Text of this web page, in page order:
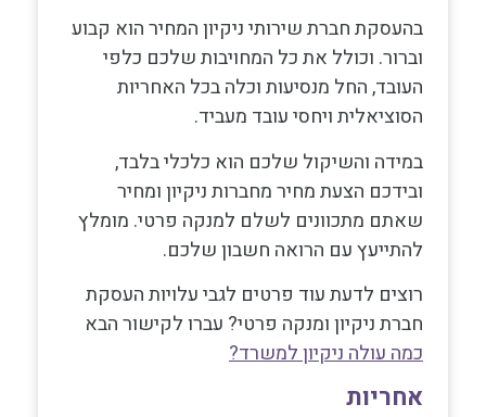
בהעסקת חברת שירותי ניקיון המחיר הוא קבוע
וברור. וכולל את כל המחויבות שלכם כלפי
העובד, החל מנסיעות וכלה בכל האחריות
הסוציאלית ויחסי עובד מעביד.
במידה והשיקול שלכם הוא כלכלי בלבד,
ובידכם הצעת מחיר מחברות ניקיון ומחיר
שאתם מתכוונים לשלם למנקה פרטי. מומלץ
להתייעץ עם הרואה חשבון שלכם.
רוצים לדעת עוד פרטים לגבי עלויות העסקת
חברת ניקיון ומנקה פרטי? עברו לקישור הבא
כמה עולה ניקיון למשרד?
אחריות